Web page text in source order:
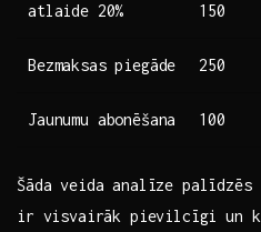
atlaide 20% 150
Bezmaksas piegāde 250
Jaunumu abonēšana 100
Šāda veida analīze
ir ‌visvairāk pievilcīgi un